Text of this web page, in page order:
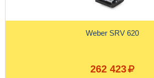
Weber SRV 620
262 423